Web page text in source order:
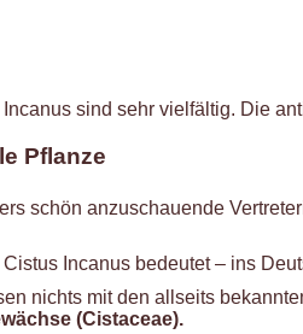
sind sehr vielfältig. Die
Pflanze
schön anzuschauende
Incanus bedeutet – ins
nichts mit den allseits
(Cistaceae).